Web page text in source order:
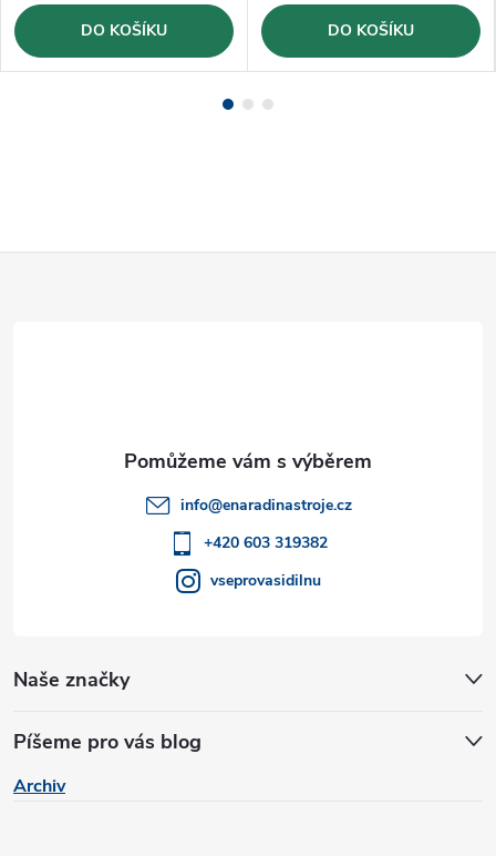
DO KOŠÍKU DO KOŠÍKU
Naše značky
Píšeme pro vás blog
Archiv
info@enaradinastroje.cz
+420 603 319382
vseprovasidilnu